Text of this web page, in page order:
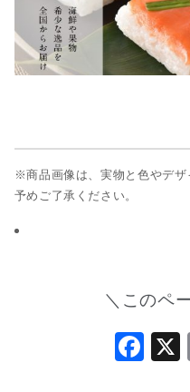
※商品画像は、実物と色やデ
予めご了承ください。
＼このペ